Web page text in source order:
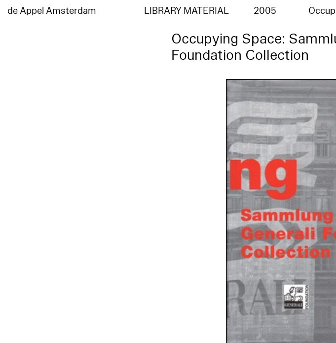
de Appel Amsterdam LIBRARY MATERIAL 2005
Occupying Space:
Foundation Collection